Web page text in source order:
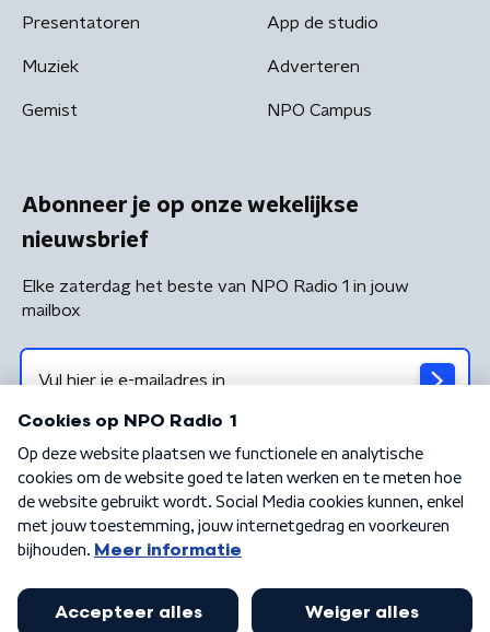
Presentatoren
Muziek
Gemist
App de studio
Adverteren
NPO Campus
Abonneer je op onze wekelijkse
nieuwsbrief
Elke zaterdag het beste van NPO Radio 1 in jouw
mailbox
Algemene voorwaarden